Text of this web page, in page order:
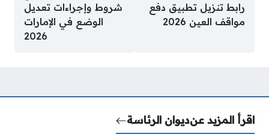
رابط تنزيل تطبيق دفع
مواقف العين 2026
شروط وإجراءات تعديل
الوضع في الإمارات
2026
اقرأ المزيد عنديوان الرئاسة